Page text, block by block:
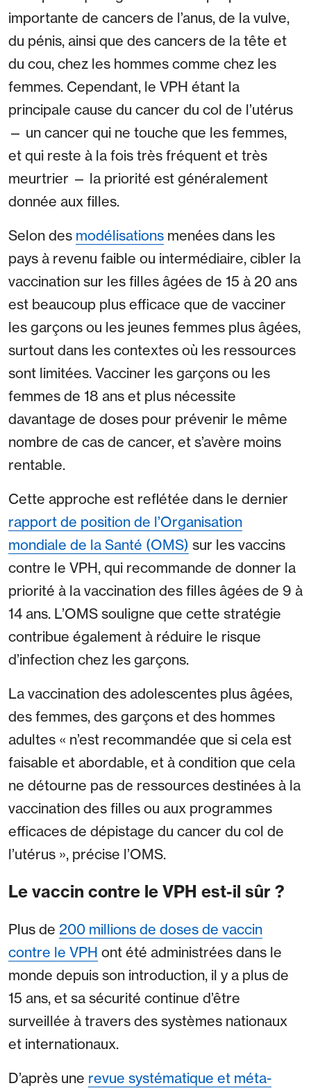
importante de cancers de l’anus, de la vulve,
du pénis, ainsi que des cancers de la tête et
du cou, chez les hommes comme chez les
femmes. Cependant, le VPH étant la
principale cause du cancer du col de l’utérus
— un cancer qui ne touche que les femmes,
et qui reste à la fois très fréquent et très
meurtrier — la priorité est généralement
donnée aux filles.
Selon des modélisations menées dans les
pays à revenu faible ou intermédiaire, cibler la
vaccination sur les filles âgées de 15 à 20 ans
est beaucoup plus efficace que de vacciner
les garçons ou les jeunes femmes plus âgées,
surtout dans les contextes où les ressources
sont limitées. Vacciner les garçons ou les
femmes de 18 ans et plus nécessite
davantage de doses pour prévenir le même
nombre de cas de cancer, et s’avère moins
rentable.
Cette approche est reflétée dans le dernier
rapport de position de l’Organisation
mondiale de la Santé (OMS) sur les vaccins
contre le VPH, qui recommande de donner la
priorité à la vaccination des filles âgées de 9 à
14 ans. L’OMS souligne que cette stratégie
contribue également à réduire le risque
d’infection chez les garçons.
La vaccination des adolescentes plus âgées,
des femmes, des garçons et des hommes
adultes « n’est recommandée que si cela est
faisable et abordable, et à condition que cela
ne détourne pas de ressources destinées à la
vaccination des filles ou aux programmes
efficaces de dépistage du cancer du col de
l’utérus », précise l’OMS.
Le vaccin contre le VPH est-il sûr ?
Plus de 200 millions de doses de vaccin
contre le VPH ont été administrées dans le
monde depuis son introduction, il y a plus de
15 ans, et sa sécurité continue d’être
surveillée à travers des systèmes nationaux
et internationaux.
D’après une revue systématique et méta-